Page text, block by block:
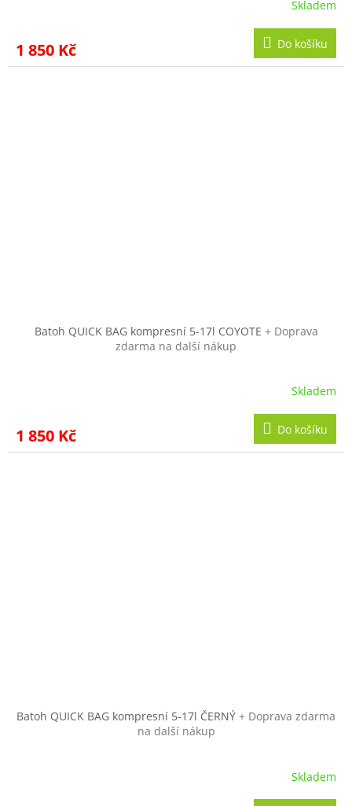
Skladem
1 850 Kč Do košíku
Batoh QUICK BAG kompresní 5-17l COYOTE + Doprava
zdarma na další nákup
Skladem
1 850 Kč Do košíku
Batoh QUICK BAG kompresní 5-17l ČERNÝ + Doprava zdarma
na další nákup
Skladem